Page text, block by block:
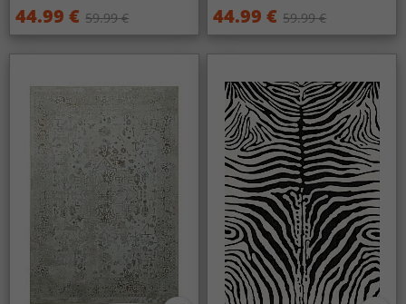
44.99 € 59.99 € 44.99 € 59.99 €